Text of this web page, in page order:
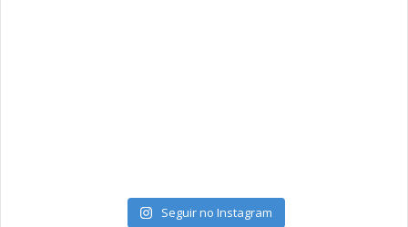
Seguir no Instagram